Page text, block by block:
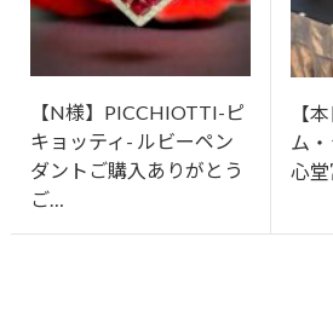
【N様】PICCHIOTTI-ピ
キョッティ- ルビーペン
ダントご購入ありがとう
ご…
【
ム
心堂